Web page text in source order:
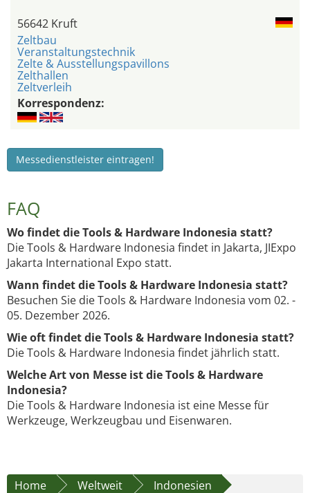
56642 Kruft
Zeltbau
Veranstaltungstechnik
Zelte & Ausstellungspavillons
Zelthallen
Zeltverleih
Korrespondenz:
Messedienstleister eintragen!
FAQ
Wo findet die Tools & Hardware Indonesia statt?
Die Tools & Hardware Indonesia findet in Jakarta, JIExpo
Jakarta International Expo statt.
Wann findet die Tools & Hardware Indonesia statt?
Besuchen Sie die Tools & Hardware Indonesia vom 02. -
05. Dezember 2026.
Wie oft findet die Tools & Hardware Indonesia statt?
Die Tools & Hardware Indonesia findet jährlich statt.
Welche Art von Messe ist die Tools & Hardware
Indonesia?
Die Tools & Hardware Indonesia ist eine Messe für
Werkzeuge, Werkzeugbau und Eisenwaren.
Home Weltweit
Indonesien